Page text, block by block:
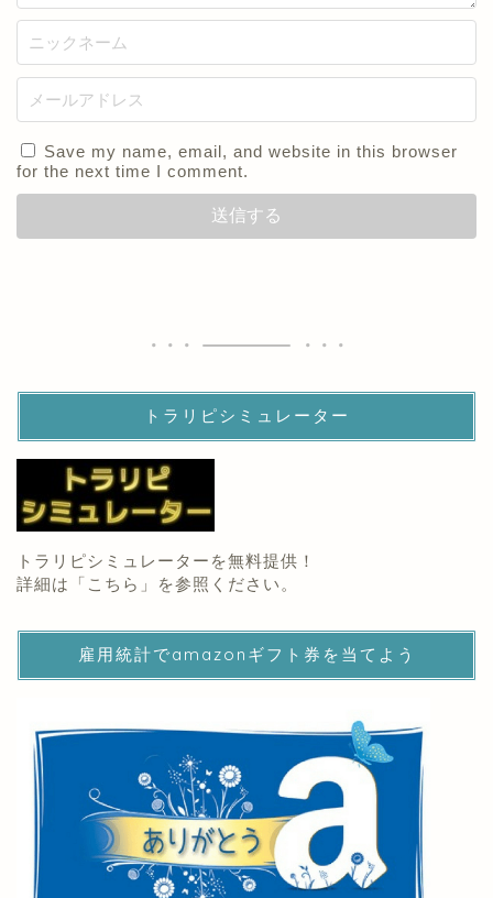
Save my name, email, and website in this browser
for the next time I comment.
トラリピシミュレーター
トラリピシミュレーターを無料提供！
詳細は「 こちら 」を参照ください。
雇用統計でamazonギフト券を当てよう